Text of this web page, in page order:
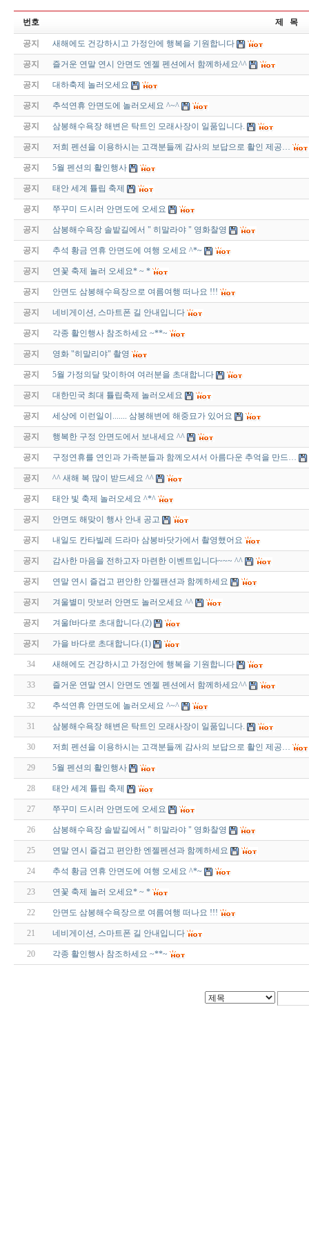
번호 제 목
공지 새해에도 건강하시고 가정안에 행복을 기원합니다
공지 즐거운 연말 연시 안면도 엔젤 펜션에서 함께하세요^^
공지 대하축제 놀러오세요
공지 추석연휴 안면도에 놀러오세요 ^~^
공지 삼봉해수욕장 해변은 탁트인 모래사장이 일품입니다.
공지 저희 펜션을 이용하시는 고객분들께 감사의 보답으로 활인 제공…
공지 5월 펜션의 활인행사
공지 태안 세계 튤립 축제
공지 쭈꾸미 드시러 안면도에 오세요
공지 삼봉해수욕장 솔밭길에서 " 히말라야 " 영화찰영
공지 추석 황금 연휴 안면도에 여행 오세요 ^*~
공지 연꽃 축제 놀러 오세요* ~ *
공지 안면도 삼봉해수욕장으로 여름여행 떠나요 !!!
공지 네비게이션, 스마트폰 길 안내입니다
공지 각종 활인행사 참조하세요 ~**~
공지 영화 "히말리야" 촬영
공지 5월 가정의달 맞이하여 여러분을 초대합니다
공지 대한민국 최대 튤립축제 놀러오세요
공지 세상에 이런일이....... 삼봉해변에 해중묘가 있어요
공지 행복한 구정 안면도에서 보내세요 ^^
공지 구정연휴를 연인과 가족분들과 함께오셔서 아름다운 추억을 만드…
공지 ^^ 새해 복 많이 받드세요 ^^
공지 태안 빛 축제 놀러오세요 ^*^
공지 안면도 해맞이 행사 안내 공고
공지 내일도 칸타빌레 드라마 삼봉바닷가에서 촬영했어요
공지 감사한 마음을 전하고자 마련한 이벤트입니다~~~ ^^
공지 연말 연시 즐겁고 편안한 안젤팬션과 함께하세요
공지 겨울별미 맛보러 안면도 놀러오세요 ^^
공지 겨울f바다로 초대합니다.(2)
공지 가을 바다로 초대합니다.(1)
34 새해에도 건강하시고 가정안에 행복을 기원합니다
33 즐거운 연말 연시 안면도 엔젤 펜션에서 함께하세요^^
32 추석연휴 안면도에 놀러오세요 ^~^
31 삼봉해수욕장 해변은 탁트인 모래사장이 일품입니다.
30 저희 펜션을 이용하시는 고객분들께 감사의 보답으로 활인 제공…
29 5월 펜션의 활인행사
28 태안 세계 튤립 축제
27 쭈꾸미 드시러 안면도에 오세요
26 삼봉해수욕장 솔밭길에서 " 히말라야 " 영화찰영
25 연말 연시 즐겁고 편안한 엔젤펜션과 함께하세요
24 추석 황금 연휴 안면도에 여행 오세요 ^*~
23 연꽃 축제 놀러 오세요* ~ *
22 안면도 삼봉해수욕장으로 여름여행 떠나요 !!!
21 네비게이션, 스마트폰 길 안내입니다
20 각종 활인행사 참조하세요 ~**~